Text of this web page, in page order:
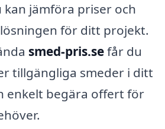
jämföra priser och
för ditt projekt.
smed-pris.sefår du
tillgängliga smeder i ditt
enkelt begära offert för